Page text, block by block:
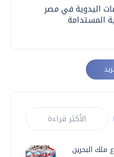
اليدوية في مصر
المستدامة
الأكثر قراءة
البحرين